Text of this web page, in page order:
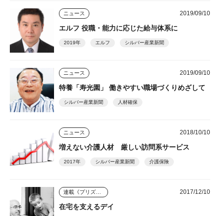
ニュース 2019/09/10
エルフ 役職・能力に応じた給与体系に
2019年 エルフ シルバー産業新聞
ニュース 2019/09/10
特養「寿光園」 働きやすい職場づくりめざして
シルバー産業新聞 人材確保
ニュース 2018/10/10
増えない介護人材 厳しい訪問系サービス
2017年 シルバー産業新聞 介護保険
2017/12/10
在宅を支えるデイ